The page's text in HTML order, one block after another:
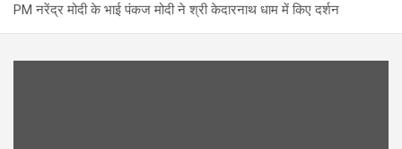
PM नरेंद्र मोदी के भाई पंकज मोदी ने श्री केदारनाथ धाम में किए दर्शन